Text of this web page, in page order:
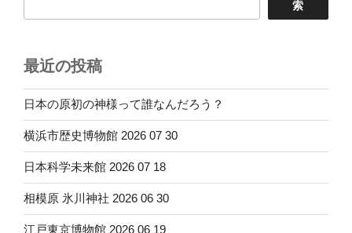
索
最近の投稿
日本の原初の神様って誰なんだろう？
横浜市歴史博物館 2026 07 30
日本科学未来館 2026 07 18
相模原 氷川神社 2026 06 30
江戸東京博物館 2026 06 19